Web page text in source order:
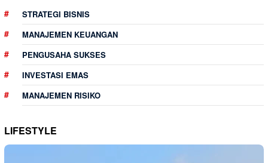
STRATEGI BISNIS
MANAJEMEN KEUANGAN
PENGUSAHA SUKSES
INVESTASI EMAS
MANAJEMEN RISIKO
LIFESTYLE